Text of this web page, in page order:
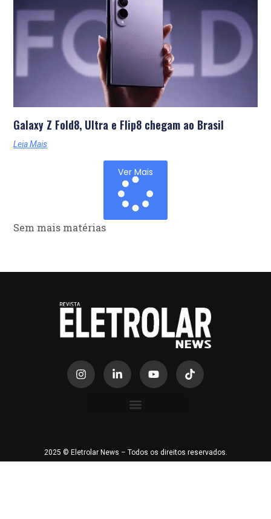
Galaxy Z Fold8, Ultra e Flip8 chegam ao Brasil
Leia Mais
Ver Mais
Sem mais matérias
2025 © Eletrolar News – Todos os direitos reservados.